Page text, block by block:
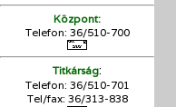
Központ:
Telefon: 36/510-700
Titkárság:
Telefon: 36/510-701
Tel/fax: 36/313-838